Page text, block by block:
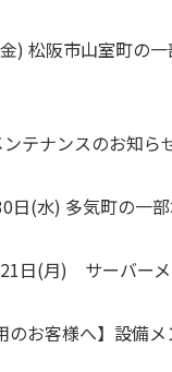
金) 松阪市山室町
ンテナンスのお知ら
日(水) 多気町の
21日(月) サーバー
のお客様へ】設備